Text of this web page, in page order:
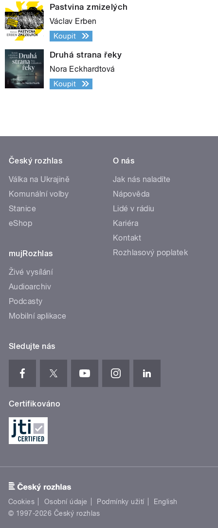
Pastvina zmizelých
Václav Erben
Koupit
Druhá strana řeky
Nora Eckhardtová
Koupit
Český rozhlas
Válka na Ukrajině
Komunální volby
Stanice
eShop
mujRozhlas
Živé vysílání
Audioarchiv
Podcasty
Mobilní aplikace
O nás
Jak nás naladíte
Nápověda
Lidé v rádiu
Kariéra
Kontakt
Rozhlasový poplatek
Sledujte nás
Certifikováno
Cookies Osobní údaje Podmínky užití
English
© 1997-2026 Český rozhlas